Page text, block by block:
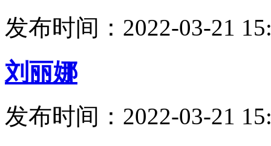
发布时间：2022-03-21
刘丽娜
发布时间：2022-03-21